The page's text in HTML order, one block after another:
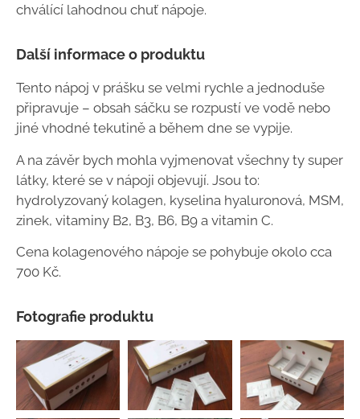
chválící lahodnou chuť nápoje.
Další informace o produktu
Tento nápoj v prášku se velmi rychle a jednoduše
připravuje – obsah sáčku se rozpustí ve vodě nebo
jiné vhodné tekutině a během dne se vypije.
A na závěr bych mohla vyjmenovat všechny ty super
látky, které se v nápoji objevují. Jsou to:
hydrolyzovaný kolagen, kyselina hyaluronová, MSM,
zinek, vitaminy B2, B3, B6, B9 a vitamin C.
Cena kolagenového nápoje se pohybuje okolo cca
700 Kč.
Fotografie produktu